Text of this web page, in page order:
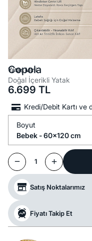
Yataş Mini
Copola
Doğal İçerikli Yatak
6.699 TL
Kredi/Debit Kartı ve
Boyut
Bebek - 60x120 cm
1
Satış Noktalarımız
Fiyatı Takip Et